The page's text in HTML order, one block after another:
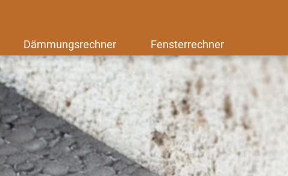
Dämmungsrechner Fensterrechner